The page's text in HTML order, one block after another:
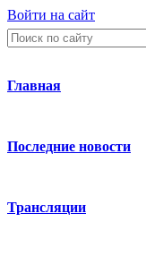
Войти на сайт
Главная
Последние новости
Трансляции